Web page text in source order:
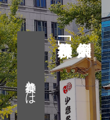
神農祭とは